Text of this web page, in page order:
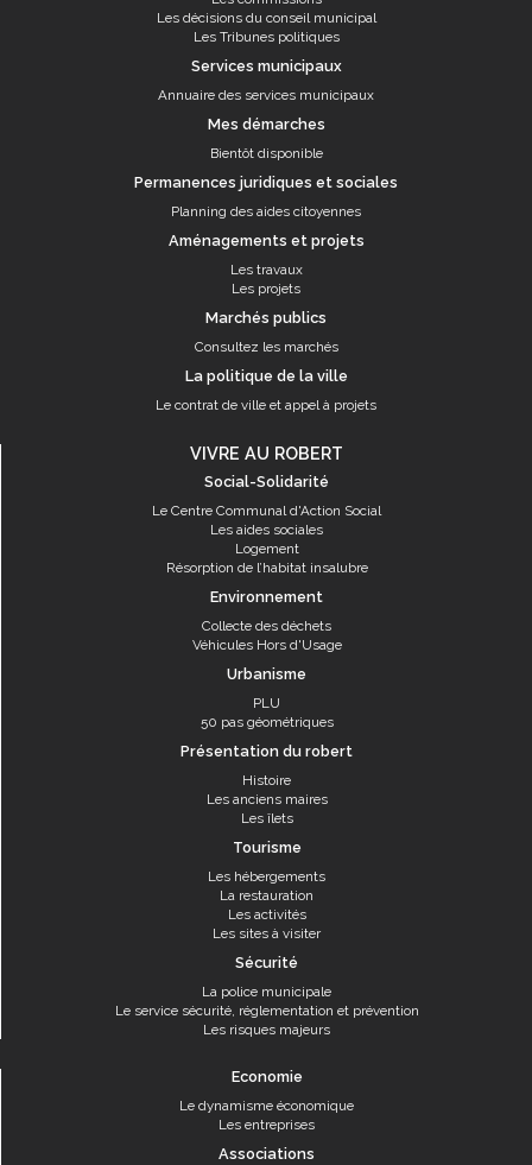
Les décisions du conseil municipal
Les Tribunes politiques
Services municipaux
Annuaire des services municipaux
Mes démarches
Bientôt disponible
Permanences juridiques et sociales
Planning des aides citoyennes
Aménagements et projets
Les travaux
Les projets
Marchés publics
Consultez les marchés
La politique de la ville
Le contrat de ville et appel à projets
VIVRE AU ROBERT
Social-Solidarité
Le Centre Communal d'Action Social
Les aides sociales
Logement
Résorption de l’habitat insalubre
Environnement
Collecte des déchets
Véhicules Hors d'Usage
Urbanisme
PLU
50 pas géométriques
Présentation du robert
Histoire
Les anciens maires
Les îlets
Tourisme
Les hébergements
La restauration
Les activités
Les sites à visiter
Sécurité
La police municipale
Le service sécurité, réglementation et prévention
Les risques majeurs
Economie
Le dynamisme économique
Les entreprises
Associations